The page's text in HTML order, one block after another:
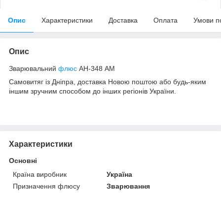
Опис Характеристики Доставка Оплата Умови
Опис
Зварювальний флюс АН-348 АМ
Самовитяг із Дніпра, доставка Новою поштою або будь-яким
іншим зручним способом до інших регіонів України.
Характеристики
Основні
Країна виробник
Україна
Призначення флюсу
Зварювання